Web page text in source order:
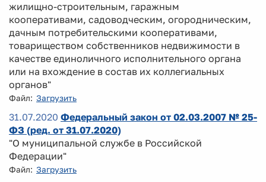
жилищно-строительным, гаражным
кооперативами, садоводческим, огородническим,
дачным потребительскими кооперативами,
товариществом собственников недвижимости в
качестве единоличного исполнительного органа
или на вхождение в состав их коллегиальных
органов"
Файл: Загрузить
31.07.2020 Федеральный закон от 02.03.2007 № 25-
ФЗ (ред. от 31.07.2020)
"О муниципальной службе в Российской
Федерации"
Файл: Загрузить